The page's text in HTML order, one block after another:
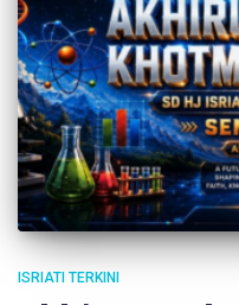
ISRIATI TERKINI